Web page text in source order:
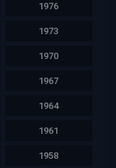
1976
1973
1970
1967
1964
1961
1958